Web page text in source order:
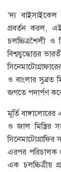
‘দ্য
প্রবর্তন করল,
চলচ্চিত্রশৈলী ও
বিশ্বযুদ্ধোত্তর
ও বাংলার সুব্রত
জগতে পদার্পণ
মূর্তি
ও জাল মিস্ত্রির
এরপর পরিচালক
এক চলচ্চিত্রীয়